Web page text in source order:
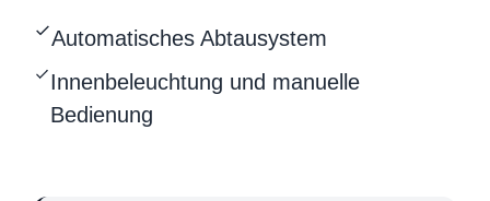
Automatisches Abtausystem
Innenbeleuchtung und manuelle
Bedienung